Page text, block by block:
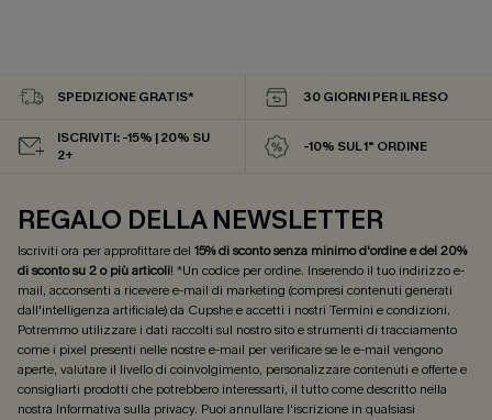
SPEDIZIONE GRATIS* 30 GIORNI PER IL RESO
ISCRIVITI: -15% | 20% SU
2+
-10% SUL 1° ORDINE
REGALO DELLA NEWSLETTER
Iscriviti ora per approfittare del 15% di sconto senza minimo d'ordine e del 20%
di sconto su 2 o più articoli! *Un codice per ordine. Inserendo il tuo indirizzo e-
mail, acconsenti a ricevere e-mail di marketing (compresi contenuti generati
dall'intelligenza artificiale) da Cupshe e accetti i nostri Termini e condizioni.
Potremmo utilizzare i dati raccolti sul nostro sito e strumenti di tracciamento
come i pixel presenti nelle nostre e-mail per verificare se le e-mail vengono
aperte, valutare il livello di coinvolgimento, personalizzare contenuti e offerte e
consigliarti prodotti che potrebbero interessarti, il tutto come descritto nella
nostra Informativa sulla privacy. Puoi annullare l'iscrizione in qualsiasi